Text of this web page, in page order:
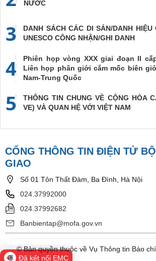
NƯỚC
3
DANH SÁCH CÁC DI SẢN/DANH
UNESCO CÔNG NHẬN/GHI DANH
4
Phiên họp vòng XXX giai đoạn II
Liên họp phân giới cắm mốc biên
Nam-Trung Quốc
5
THÔNG TIN CHUNG VỀ CỘNG HÒA
VE) VÀ QUAN HỆ VỚI VIỆT NAM
CỔNG THÔNG TIN ĐIỆN TỬ
GIAO
Số 01 Tôn Thất Đàm, Ba Đình, Hà Nội
024.37992000
024.37992682
Banbientap@mofa.gov.vn
© Bản quyền thuộc về Vụ Thông tin Báo
Đã kết nối EMC